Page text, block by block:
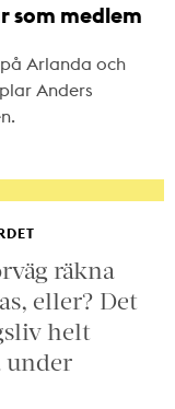
som medlem
Arlanda och
Anders
räkna
eller? Det
helt
under